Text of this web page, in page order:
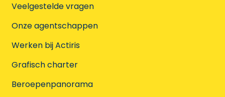
Veelgestelde vragen
Onze agentschappen
Werken bij Actiris
Grafisch charter
Beroepenpanorama